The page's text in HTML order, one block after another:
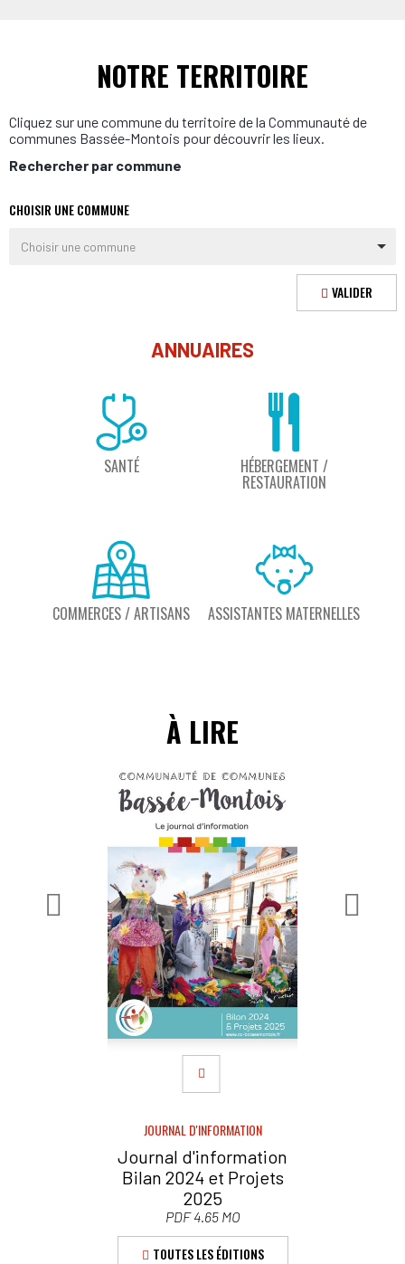
NOTRE TERRITOIRE
Cliquez sur une commune du territoire de la Communauté de
communes Bassée-Montois pour découvrir les lieux.
Rechercher par commune
CHOISIR UNE COMMUNE
Choisir une commune
VALIDER
ANNUAIRES
SANTÉ HÉBERGEMENT /
RESTAURATION
COMMERCES / ARTISANS ASSISTANTES MATERNELLES
À LIRE
JOURNAL D'INFORMATION
Journal d'information
Bilan 2024 et Projets
2025
PDF 4.65 MO
TOUTES LES ÉDITIONS